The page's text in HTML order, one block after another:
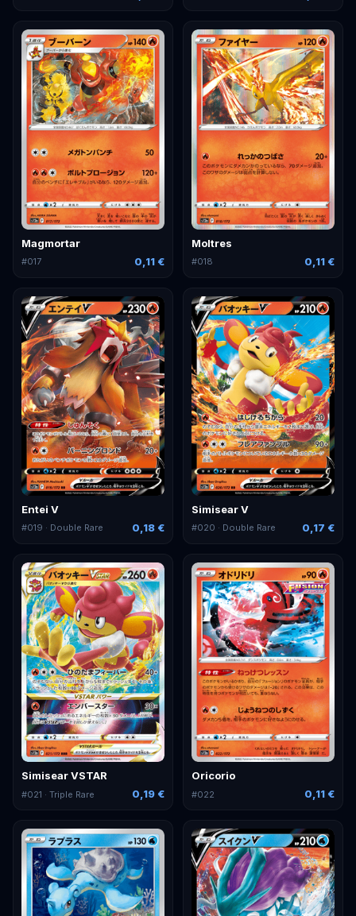
Magmortar
#017 0,11 €
Moltres
#018 0,11 €
Entei V
#019 · Double Rare 0,18 €
Simisear V
#020 · Double Rare 0,17 €
Simisear VSTAR
#021 · Triple Rare 0,19 €
Oricorio
#022 0,11 €